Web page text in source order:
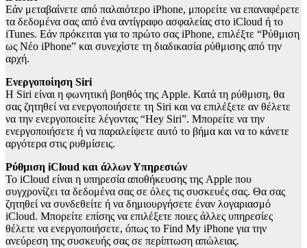
Εάν μεταβαίνετε από παλαιότερο iPhone, μπορείτε να επαναφέρετε
τα δεδομένα σας από ένα αντίγραφο ασφαλείας στο iCloud ή το
iTunes. Εάν πρόκειται για το πρώτο σας iPhone, επιλέξτε “Ρύθμιση
ως Νέο iPhone” και συνεχίστε τη διαδικασία ρύθμισης από την
αρχή.
Ενεργοποίηση Siri
Η Siri είναι η φωνητική βοηθός της Apple. Κατά τη ρύθμιση, θα
σας ζητηθεί να ενεργοποιήσετε τη Siri και να επιλέξετε αν θέλετε
να την ενεργοποιείτε λέγοντας “Hey Siri”. Μπορείτε να την
ενεργοποιήσετε ή να παραλείψετε αυτό το βήμα και να το κάνετε
αργότερα στις ρυθμίσεις.
Ρύθμιση iCloud και άλλων Υπηρεσιών
Το iCloud είναι η υπηρεσία αποθήκευσης της Apple που
συγχρονίζει τα δεδομένα σας σε όλες τις συσκευές σας. Θα σας
ζητηθεί να συνδεθείτε ή να δημιουργήσετε έναν λογαριασμό
iCloud. Μπορείτε επίσης να επιλέξετε ποιες άλλες υπηρεσίες
θέλετε να ενεργοποιήσετε, όπως το Find My iPhone για την
ανεύρεση της συσκευής σας σε περίπτωση απώλειας.